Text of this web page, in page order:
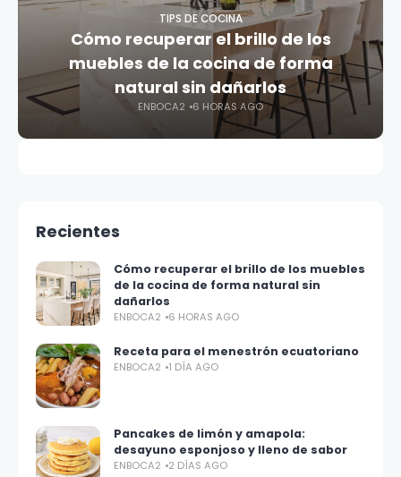
TIPS DE COCINA
Cómo recuperar el brillo de los
muebles de la cocina de forma
natural sin dañarlos
ENBOCA2 6 HORAS AGO
Recientes
Cómo recuperar el brillo de los muebles
de la cocina de forma natural sin
dañarlos
ENBOCA2 6 HORAS AGO
Receta para el menestrón ecuatoriano
ENBOCA2 1 DÍA AGO
Pancakes de limón y amapola:
desayuno esponjoso y lleno de sabor
ENBOCA2 2 DÍAS AGO